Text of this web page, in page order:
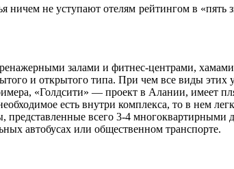
не уступают отелям рейтингом в «пять
залами и фитнес-центрами,
и открытого типа. При чем все виды
«Голдсити» — проект в Алании, имеет
есть внутри комплекса, то в нем
представленные всего 3-4
автобусах или общественном транспорте.